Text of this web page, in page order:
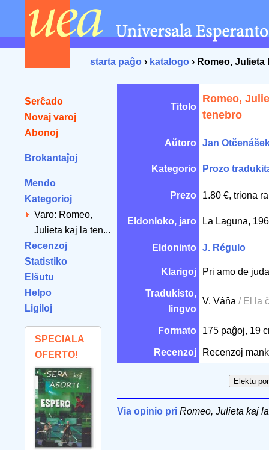
starta paĝo › katalogo › Romeo,
Serĉado
Novaj varoj
Abonoj
Brokantaĵoj
Mendo
Kategorioj
Varo: Romeo,
Julieta kaj la ten...
Recenzoj
Statistiko
Elŝutu
Helpo
Ligiloj
SPECIALA
OFERTO!
Titolo
Romeo,
tenebro
Aŭtoro Jan
Kategorio Prozo
Prezo 1.80 €, triona
Eldonloko, jaro La Laguna,
Eldoninto J. Régulo
Klarigoj Pri amo de
Tradukisto,
lingvo
V. Váňa / El la
Formato 175 paĝoj, 19
Recenzoj Recenzoj
Via opinio pri Romeo, Julieta kaj